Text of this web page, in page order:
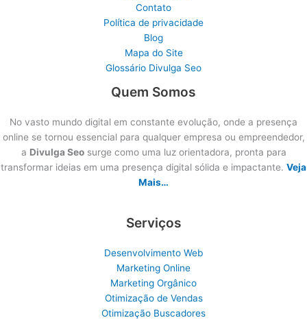
Contato
Política de privacidade
Blog
Mapa do Site
Glossário Divulga Seo
Quem Somos
No vasto mundo digital em constante evolução, onde a presença
online se tornou essencial para qualquer empresa ou empreendedor,
a Divulga Seosurge como uma luz orientadora, pronta para
transformar ideias em uma presença digital sólida e impactante. Veja
Mais…
Serviços
Desenvolvimento Web
Marketing Online
Marketing Orgânico
Otimização de Vendas
Otimização Buscadores